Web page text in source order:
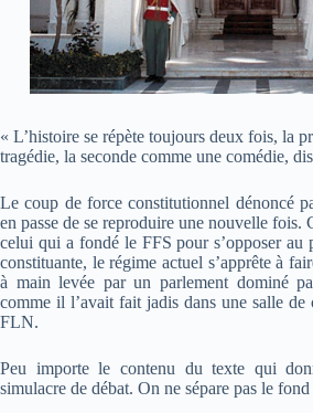
« L’histoire se répète toujours deux fois, la
tragédie, la seconde comme une comédie,
Le coup de force constitutionnel dénoncé
en passe de se reproduire une nouvelle fois.
celui qui a fondé le FFS pour s’opposer au
constituante, le régime actuel s’apprête à
à main levée par un parlement dominé
comme il l’avait fait jadis dans une salle de
FLN.
Peu importe le contenu du texte qui
simulacre de débat. On ne sépare pas le